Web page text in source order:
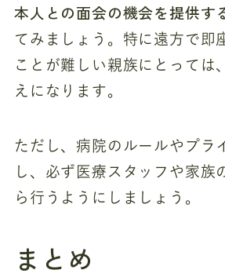
本人との面会の機会を提供す
てみましょう。特に遠方で即
ことが難しい親族にとっては
えになります。
ただし、病院のルールやプラ
し、必ず医療スタッフや家族
ら行うようにしましょう。
まとめ